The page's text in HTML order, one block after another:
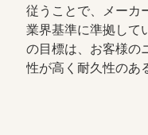
従うことで、メーカ
業界基準に準拠して
の目標は、お客様の
性が高く耐久性のあ